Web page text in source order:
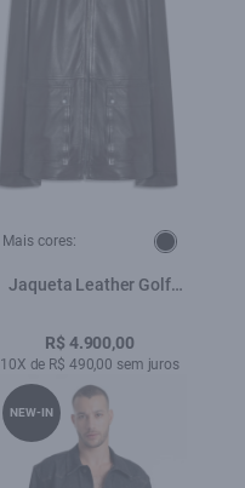
Mais cores:
Jaqueta Leather Golf
R$ 4.900,00
10X de R$ 490,00 sem juros
NEW-IN